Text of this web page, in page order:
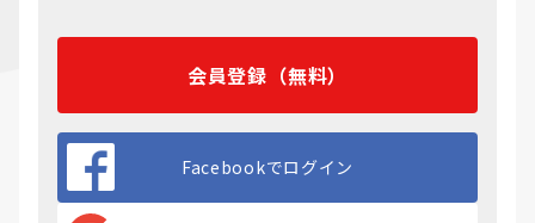
会員登録（無料）
Facebookでログイン